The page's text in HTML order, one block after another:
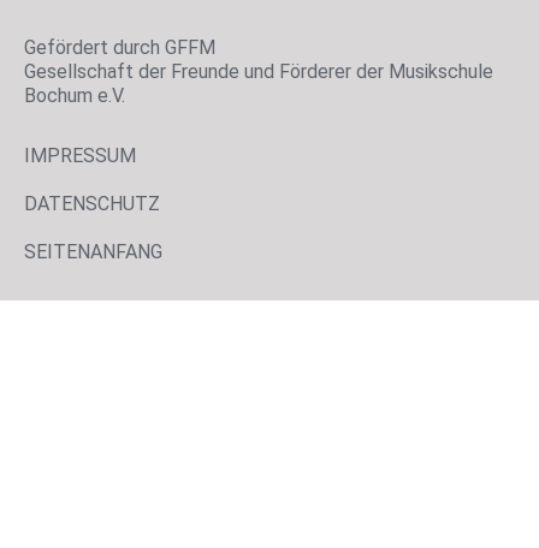
Gefördert durch GFFM
Gesellschaft der Freunde und Förderer der Musikschule
Bochum e.V.
IMPRESSUM
DATENSCHUTZ
SEITENANFANG